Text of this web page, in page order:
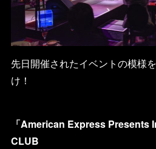
先日開催されたイベントの模様
け！
「American Express Presents
CLUB